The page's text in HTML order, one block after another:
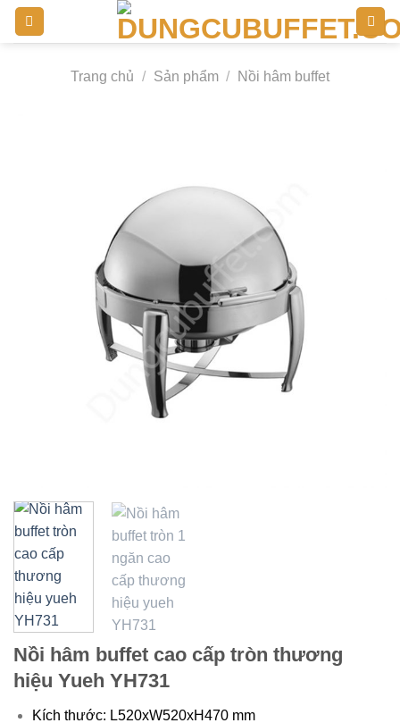
Bỏ
qua
Trang chủ / Sản phẩm / Nồi hâm buffet
Nồi hâm buffet cao cấp tròn thương
hiệu Yueh YH731
Kích thước: L520xW520xH470 mm